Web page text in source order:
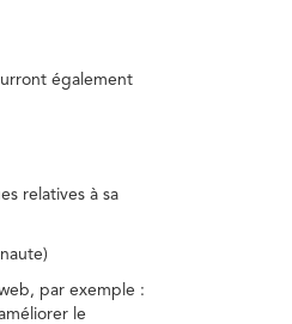
également
relatives à sa
par exemple :
le